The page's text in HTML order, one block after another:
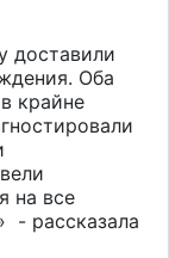
доставили
Оба
крайне
на все
- рассказала